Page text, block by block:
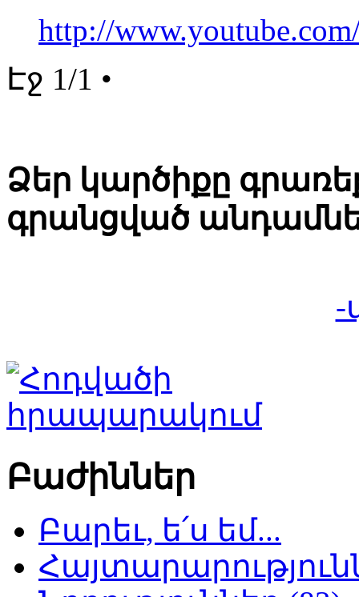
http://
Էջ 1/1 •
Ձեր կարծիքը
գրանցված
-
Բաժիններ
Բարեւ, ե՛ս եմ...